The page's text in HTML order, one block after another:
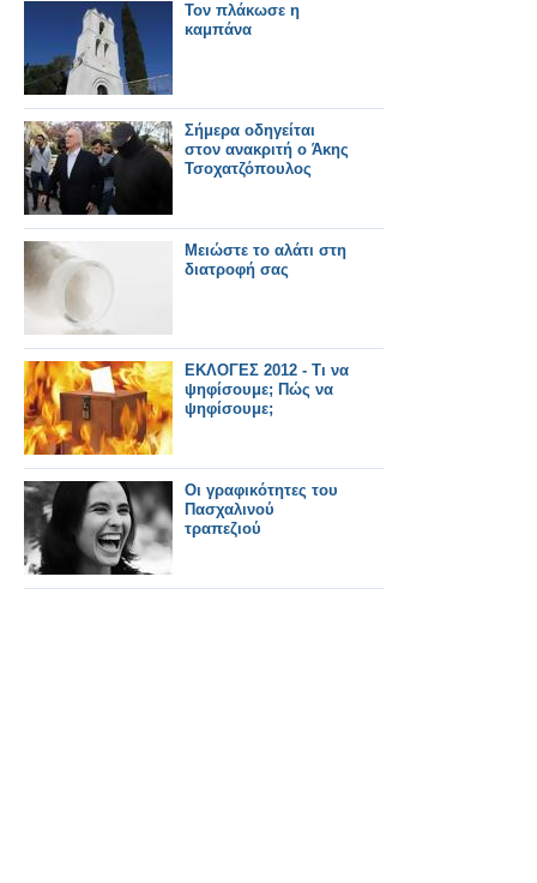
Τον πλάκωσε η
καμπάνα
Σήμερα οδηγείται
στον ανακριτή ο Άκης
Τσοχατζόπουλος
Μειώστε το αλάτι στη
διατροφή σας
ΕΚΛΟΓΕΣ 2012 - Τι να
ψηφίσουμε; Πώς να
ψηφίσουμε;
Οι γραφικότητες του
Πασχαλινού
τραπεζιού